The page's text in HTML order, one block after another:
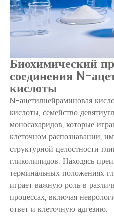
Биохимический
соединения N-
кислоты
N-ацетилнейраминовая
кислоты, семейство
моносахаридов, которые
клеточном распознавании,
структурной целостности
гликолипидов. Находясь
терминальных положениях
играет важную роль в
процессах, включая
ответ и клеточную адгезию.